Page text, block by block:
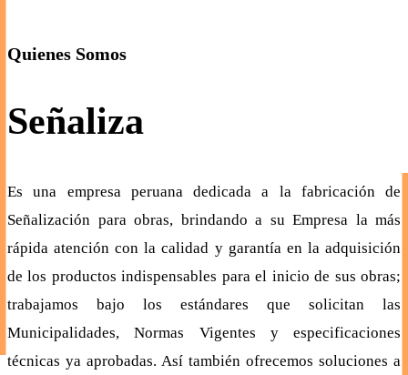
Quienes Somos
Señaliza
Es una empresa peruana dedicada a la fabricación de
Señalización para obras, brindando a su Empresa la más
rápida atención con la calidad y garantía en la adquisición
de los productos indispensables para el inicio de sus obras;
trabajamos bajo los estándares que solicitan las
Municipalidades, Normas Vigentes y especificaciones
técnicas ya aprobadas. Así también ofrecemos soluciones a